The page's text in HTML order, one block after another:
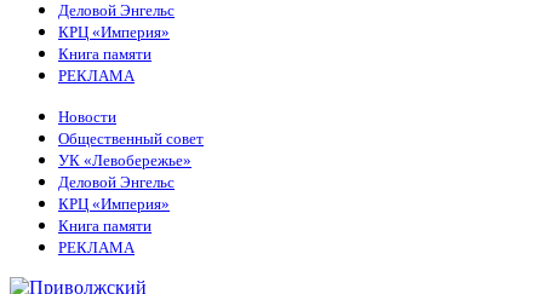
Деловой Энгельс
КРЦ «Империя»
Книга памяти
РЕКЛАМА
Новости
Общественный совет
УК «Левобережье»
Деловой Энгельс
КРЦ «Империя»
Книга памяти
РЕКЛАМА